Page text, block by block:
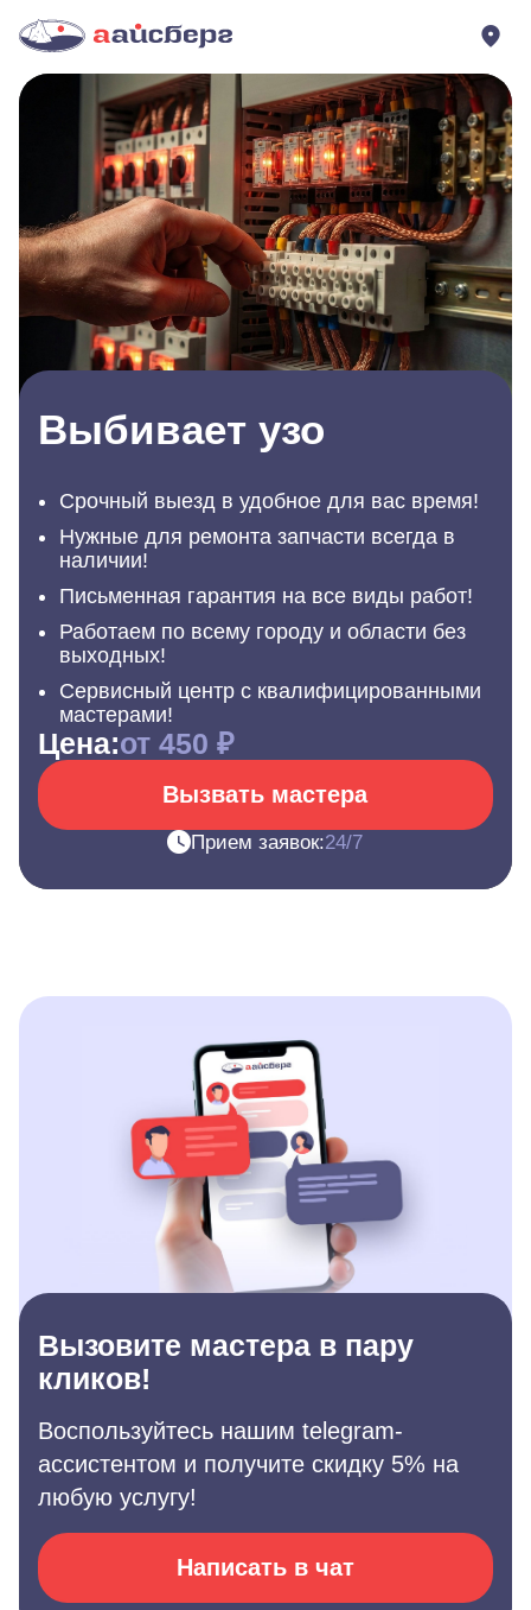
Выбивает узо
Срочный выезд в удобное для вас время!
Нужные для ремонта запчасти всегда в
наличии!
Письменная гарантия на все виды работ!
Работаем по всему городу и области без
выходных!
Сервисный центр с квалифицированными
мастерами!
Цена:от 450 ₽
Вызвать мастера
Прием заявок:24/7
Вызовите мастера в пару
кликов!
Воспользуйтесь нашим telegram-
ассистентом и получите скидку 5% на
любую услугу!
Написать в чат